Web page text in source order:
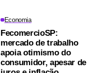
Economia
FecomercioSP:
mercado de trabalho
apoia otimismo do
consumidor, apesar de